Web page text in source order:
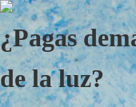
¿Pagas
de la luz?